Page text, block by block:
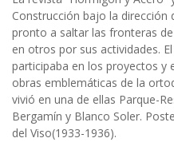
Construcción bajo la
pronto a saltar las fronteras
en otros por sus actividades.
participaba en los proyectos y
obras emblemáticas de la
vivió en una de ellas Parque-
Bergamín y Blanco Soler.
del Viso(1933-1936).